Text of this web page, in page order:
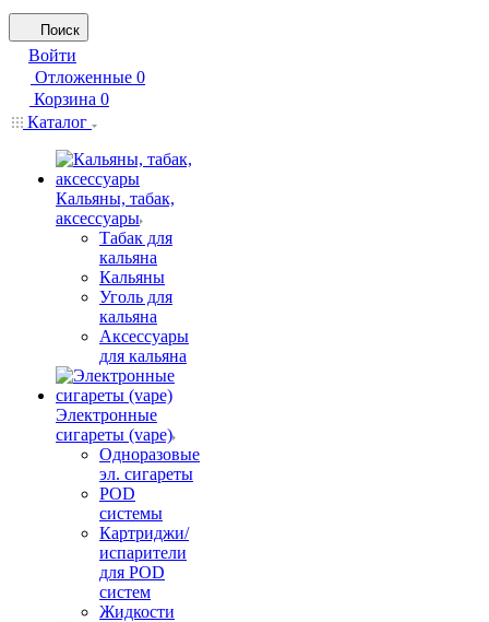
Поиск
Войти
Отложенные 0
Корзина 0
Каталог
Кальяны, табак,
аксессуары
Табак для
кальяна
Кальяны
Уголь для
кальяна
Аксессуары
для кальяна
Электронные
сигареты (vape)
Одноразовые
эл. сигареты
POD
системы
Картриджи/
испарители
для POD
систем
Жидкости